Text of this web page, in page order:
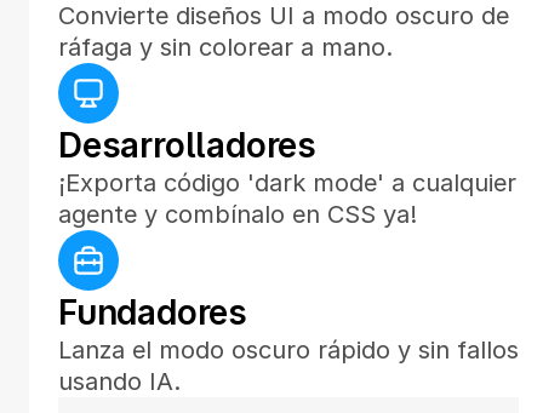
Convierte diseños UI a modo oscuro de
ráfaga y sin colorear a mano.
Desarrolladores
¡Exporta código 'dark mode' a cualquier
agente y combínalo en CSS ya!
Fundadores
Lanza el modo oscuro rápido y sin fallos
usando IA.